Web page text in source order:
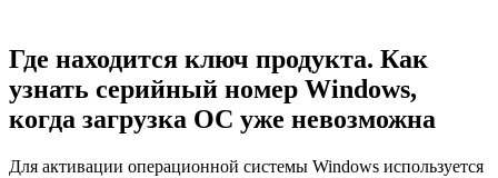
Где находится ключ продукта. Как
узнать серийный номер Windows,
когда загрузка ОС уже невозможна
Для активации операционной системы Windows используется